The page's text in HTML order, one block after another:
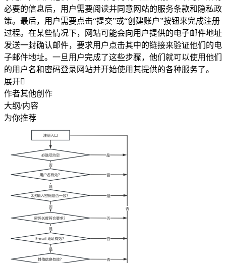
必要的信息后，用户需要阅读并同意网站的服务条款和隐私政
策。最后，用户需要点击“提交”或“创建账户”按钮来完成注册
过程。在某些情况下，网站可能会向用户提供的电子邮件地址
发送一封确认邮件，要求用户点击其中的链接来验证他们的电
子邮件地址。一旦用户完成了这些步骤，他们就可以使用他们
的用户名和密码登录网站并开始使用其提供的各种服务了。
展开
作者其他创作
大纲/内容
为你推荐